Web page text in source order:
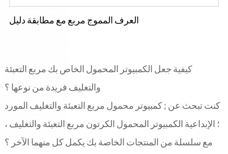
العرف المموج مربع مع مطابقة دليل
كيفية جعل الكمبيوتر المحمول الخاص بك مربع التعبئة
والتغليف فريدة من نوعها ؟
كنت تبحث عن ; كمبيوتر محمول مربع التعبئة والتغليف المورد
؛ الإبداعية الكمبيوتر المحمول الكرتون مربع التعبئة والتغليف ،
مع سلسلة من المنتجات الخاصة بك يكمل كل منهما الآخر ؟